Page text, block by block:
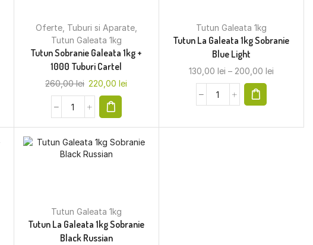
Oferte, Tuburi si Aparate,
Tutun Galeata 1kg
Tutun Sobranie Galeata 1kg +
1000 Tuburi Cartel
260,00lei 220,00lei
Tutun Galeata 1kg
Tutun La Galeata 1kg Sobranie
Blue Light
130,00 lei – 200,00 lei
Tutun Galeata 1kg
Tutun La Galeata 1kg Sobranie
Black Russian